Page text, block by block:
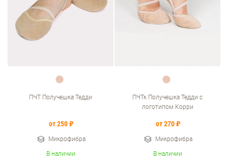
ПЧТ Получешка Тедди
от 250 ₽
Микрофибра
В наличии
ПЧТк Получешка Тедди с
логотипом Корри
от 270 ₽
Микрофибра
В наличии